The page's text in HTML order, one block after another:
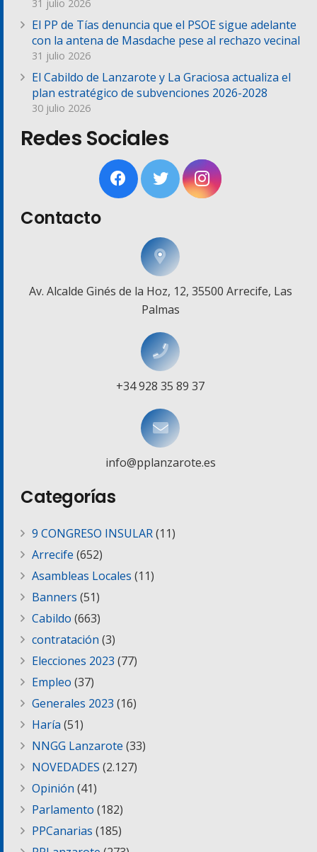
31 julio 2026
El PP de Tías denuncia que el PSOE sigue adelante
con la antena de Masdache pese al rechazo vecinal
31 julio 2026
El Cabildo de Lanzarote y La Graciosa actualiza el
plan estratégico de subvenciones 2026-2028
30 julio 2026
Redes Sociales
Contacto
Av. Alcalde Ginés de la Hoz, 12, 35500 Arrecife, Las
Palmas
+34 928 35 89 37
info@pplanzarote.es
Categorías
9 CONGRESO INSULAR(11)
Arrecife (652)
Asambleas Locales (11)
Banners (51)
Cabildo (663)
contratación (3)
Elecciones 2023 (77)
Empleo (37)
Generales 2023 (16)
Haría (51)
NNGG Lanzarote (33)
NOVEDADES (2.127)
Opinión (41)
Parlamento (182)
PPCanarias (185)